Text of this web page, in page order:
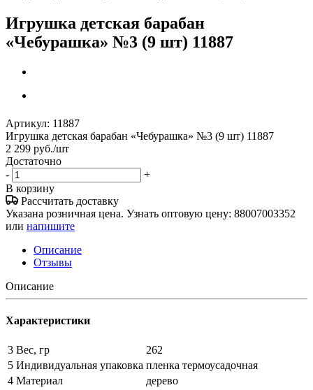
Игрушка детская барабан
«Чебурашка» №3 (9 шт) 11887
Артикул: 11887
Игрушка детская барабан «Чебурашка» №3 (9 шт) 11887
2 299 руб./шт
Достаточно
-
+
В корзину
Рассчитать доставку
Указана розничная цена. Узнать оптовую цену: 88007003352
или напишите
Описание
Отзывы
Описание
Характеристики
3 Вес, гр
262
5 Индивидуальная упаковка пленка термоусадочная
4 Материал
дерево